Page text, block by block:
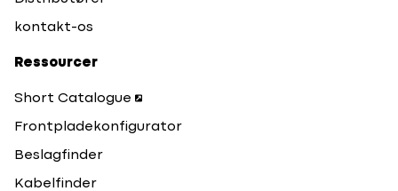
kontakt-os
Ressourcer
Short Catalogue
Frontpladekonfigurator
Beslagfinder
Kabelfinder